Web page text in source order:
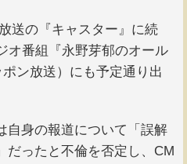
送の『キャスター』に続
オ番組『永野芽郁のオール
ン放送）にも予定通り出
身の報道について「誤解
だったと不倫を否定し、CM